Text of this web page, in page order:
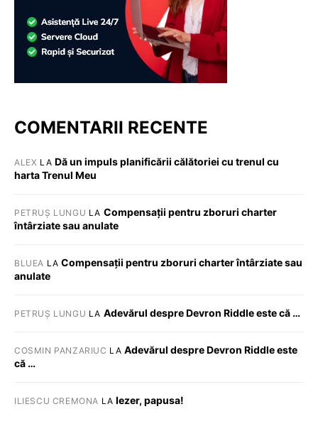
COMENTARII RECENTE
ALEX LA Dă un impuls planificării călătoriei cu trenul cu
harta Trenul Meu
PETRUȘ LUNGU LA Compensații pentru zboruri charter
întârziate sau anulate
BLUEA LACompensații pentru zboruri charter întârziate sau
anulate
PETRUȘ LUNGU LA Adevărul despre Devron Riddle este că …
COSMIN PANZARIUC LA Adevărul despre Devron Riddle este
că …
ILIESCU CREMONA LA Iezer, papusa!